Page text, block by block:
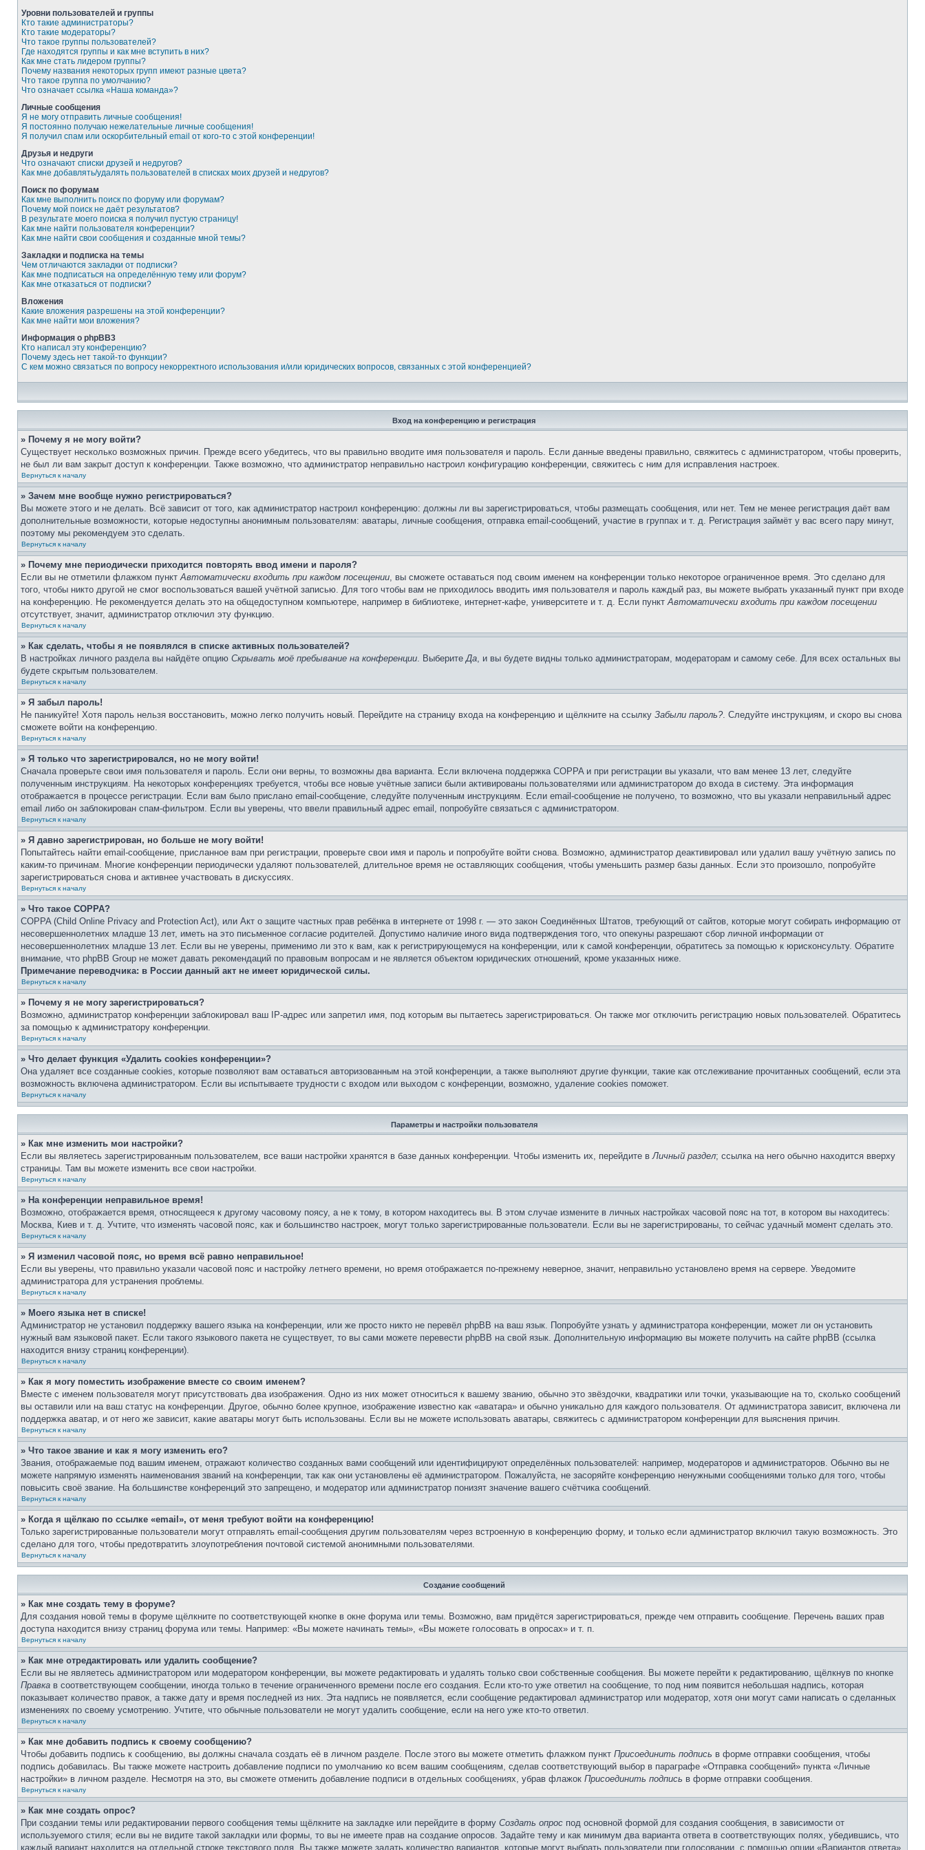
Уровни пользователей и группы
Кто такие администраторы?
Кто такие модераторы?
Что такое группы пользователей?
Где находятся группы и как мне вступить в них?
Как мне стать лидером группы?
Почему названия некоторых групп имеют разные цвета?
Что такое группа по умолчанию?
Что означает ссылка «Наша команда»?
Личные сообщения
Я не могу отправить личные сообщения!
Я постоянно получаю нежелательные личные сообщения!
Я получил спам или оскорбительный email от кого-то с этой конференции!
Друзья и недруги
Что означают списки друзей и недругов?
Как мне добавлять/удалять пользователей в списках моих друзей и недругов?
Поиск по форумам
Как мне выполнить поиск по форуму или форумам?
Почему мой поиск не даёт результатов?
В результате моего поиска я получил пустую страницу!
Как мне найти пользователя конференции?
Как мне найти свои сообщения и созданные мной темы?
Закладки и подписка на темы
Чем отличаются закладки от подписки?
Как мне подписаться на определённую тему или форум?
Как мне отказаться от подписки?
Вложения
Какие вложения разрешены на этой конференции?
Как мне найти мои вложения?
Информация о phpBB3
Кто написал эту конференцию?
Почему здесь нет такой-то функции?
С кем можно связаться по вопросу некорректного использования и/или юридических вопросов, связанных с этой конференцией?
Вход на конференцию и регистрация
» Почему я не могу войти?
Существует несколько возможных причин. Прежде всего убедитесь, что вы правильно вводите имя пользователя и пароль. Если данные введены правильно, свяжитесь с администратором, чтобы проверить,
не был ли вам закрыт доступ к конференции. Также возможно, что администратор неправильно настроил конфигурацию конференции, свяжитесь с ним для исправления настроек.
Вернуться к началу
» Зачем мне вообще нужно регистрироваться?
Вы можете этого и не делать. Всё зависит от того, как администратор настроил конференцию: должны ли вы зарегистрироваться, чтобы размещать сообщения, или нет. Тем не менее регистрация даёт вам
дополнительные возможности, которые недоступны анонимным пользователям: аватары, личные сообщения, отправка email-сообщений, участие в группах и т. д. Регистрация займёт у вас всего пару минут,
поэтому мы рекомендуем это сделать.
Вернуться к началу
» Почему мне периодически приходится повторять ввод имени и пароля?
Если вы не отметили флажком пунктАвтоматически входить при каждом посещении, вы сможете оставаться под своим именем на конференции только некоторое ограниченное время. Это сделано для
того, чтобы никто другой не смог воспользоваться вашей учётной записью. Для того чтобы вам не приходилось вводить имя пользователя и пароль каждый раз, вы можете выбрать указанный пункт при входе
на конференцию. Не рекомендуется делать это на общедоступном компьютере, например в библиотеке, интернет-кафе, университете и т. д. Если пунктАвтоматически входить при каждом посещении
отсутствует, значит, администратор отключил эту функцию.
Вернуться к началу
» Как сделать, чтобы я не появлялся в списке активных пользователей?
В настройках личного раздела вы найдёте опцию Скрывать моё пребывание на конференции. ВыберитеДа, и вы будете видны только администраторам, модераторам и самому себе. Для всех остальных вы
будете скрытым пользователем.
Вернуться к началу
» Я забыл пароль!
Не паникуйте! Хотя пароль нельзя восстановить, можно легко получить новый. Перейдите на страницу входа на конференцию и щёлкните на ссылку Забыли пароль?. Следуйте инструкциям, и скоро вы снова
сможете войти на конференцию.
Вернуться к началу
» Я только что зарегистрировался, но не могу войти!
Сначала проверьте свои имя пользователя и пароль. Если они верны, то возможны два варианта. Если включена поддержка COPPA и при регистрации вы указали, что вам менее 13 лет, следуйте
полученным инструкциям. На некоторых конференциях требуется, чтобы все новые учётные записи были активированы пользователями или администратором до входа в систему. Эта информация
отображается в процессе регистрации. Если вам было прислано email-сообщение, следуйте полученным инструкциям. Если email-сообщение не получено, то возможно, что вы указали неправильный адрес
email либо он заблокирован спам-фильтром. Если вы уверены, что ввели правильный адрес email, попробуйте связаться с администратором.
Вернуться к началу
» Я давно зарегистрирован, но больше не могу войти!
Попытайтесь найти email-сообщение, присланное вам при регистрации, проверьте свои имя и пароль и попробуйте войти снова. Возможно, администратор деактивировал или удалил вашу учётную запись по
каким-то причинам. Многие конференции периодически удаляют пользователей, длительное время не оставляющих сообщения, чтобы уменьшить размер базы данных. Если это произошло, попробуйте
зарегистрироваться снова и активнее участвовать в дискуссиях.
Вернуться к началу
» Что такое COPPA?
COPPA (Child Online Privacy and Protection Act), или Акт о защите частных прав ребёнка в интернете от 1998 г. — это закон Соединённых Штатов, требующий от сайтов, которые могут собирать информацию от
несовершеннолетних младше 13 лет, иметь на это письменное согласие родителей. Допустимо наличие иного вида подтверждения того, что опекуны разрешают сбор личной информации от
несовершеннолетних младше 13 лет. Если вы не уверены, применимо ли это к вам, как к регистрирующемуся на конференции, или к самой конференции, обратитесь за помощью к юрисконсульту. Обратите
внимание, что phpBB Group не может давать рекомендаций по правовым вопросам и не является объектом юридических отношений, кроме указанных ниже.
Примечание переводчика: в России данный акт не имеет юридической силы.
Вернуться к началу
» Почему я не могу зарегистрироваться?
Возможно, администратор конференции заблокировал ваш IP-адрес или запретил имя, под которым вы пытаетесь зарегистрироваться. Он также мог отключить регистрацию новых пользователей. Обратитесь
за помощью к администратору конференции.
Вернуться к началу
» Что делает функция «Удалить cookies конференции»?
Она удаляет все созданные cookies, которые позволяют вам оставаться авторизованным на этой конференции, а также выполняют другие функции, такие как отслеживание прочитанных сообщений, если эта
возможность включена администратором. Если вы испытываете трудности с входом или выходом с конференции, возможно, удаление cookies поможет.
Вернуться к началу
Параметры и настройки пользователя
» Как мне изменить мои настройки?
Если вы являетесь зарегистрированным пользователем, все ваши настройки хранятся в базе данных конференции. Чтобы изменить их, перейдите вЛичный раздел; ссылка на него обычно находится вверху
страницы. Там вы можете изменить все свои настройки.
Вернуться к началу
» На конференции неправильное время!
Возможно, отображается время, относящееся к другому часовому поясу, а не к тому, в котором находитесь вы. В этом случае измените в личных настройках часовой пояс на тот, в котором вы находитесь:
Москва, Киев и т. д. Учтите, что изменять часовой пояс, как и большинство настроек, могут только зарегистрированные пользователи. Если вы не зарегистрированы, то сейчас удачный момент сделать это.
Вернуться к началу
» Я изменил часовой пояс, но время всё равно неправильное!
Если вы уверены, что правильно указали часовой пояс и настройку летнего времени, но время отображается по-прежнему неверное, значит, неправильно установлено время на сервере. Уведомите
администратора для устранения проблемы.
Вернуться к началу
» Моего языка нет в списке!
Администратор не установил поддержку вашего языка на конференции, или же просто никто не перевёл phpBB на ваш язык. Попробуйте узнать у администратора конференции, может ли он установить
нужный вам языковой пакет. Если такого языкового пакета не существует, то вы сами можете перевести phpBB на свой язык. Дополнительную информацию вы можете получить на сайте phpBB (ссылка
находится внизу страниц конференции).
Вернуться к началу
» Как я могу поместить изображение вместе со своим именем?
Вместе с именем пользователя могут присутствовать два изображения. Одно из них может относиться к вашему званию, обычно это звёздочки, квадратики или точки, указывающие на то, сколько сообщений
вы оставили или на ваш статус на конференции. Другое, обычно более крупное, изображение известно как «аватара» и обычно уникально для каждого пользователя. От администратора зависит, включена ли
поддержка аватар, и от него же зависит, какие аватары могут быть использованы. Если вы не можете использовать аватары, свяжитесь с администратором конференции для выяснения причин.
Вернуться к началу
» Что такое звание и как я могу изменить его?
Звания, отображаемые под вашим именем, отражают количество созданных вами сообщений или идентифицируют определённых пользователей: например, модераторов и администраторов. Обычно вы не
можете напрямую изменять наименования званий на конференции, так как они установлены её администратором. Пожалуйста, не засоряйте конференцию ненужными сообщениями только для того, чтобы
повысить своё звание. На большинстве конференций это запрещено, и модератор или администратор понизят значение вашего счётчика сообщений.
Вернуться к началу
» Когда я щёлкаю по ссылке «email», от меня требуют войти на конференцию!
Только зарегистрированные пользователи могут отправлять email-сообщения другим пользователям через встроенную в конференцию форму, и только если администратор включил такую возможность. Это
сделано для того, чтобы предотвратить злоупотребления почтовой системой анонимными пользователями.
Вернуться к началу
Создание сообщений
» Как мне создать тему в форуме?
Для создания новой темы в форуме щёлкните по соответствующей кнопке в окне форума или темы. Возможно, вам придётся зарегистрироваться, прежде чем отправить сообщение. Перечень ваших прав
доступа находится внизу страниц форума или темы. Например: «Вы можете начинать темы», «Вы можете голосовать в опросах» и т. п.
Вернуться к началу
» Как мне отредактировать или удалить сообщение?
Если вы не являетесь администратором или модератором конференции, вы можете редактировать и удалять только свои собственные сообщения. Вы можете перейти к редактированию, щёлкнув по кнопке
Правка в соответствующем сообщении, иногда только в течение ограниченного времени после его создания. Если кто-то уже ответил на сообщение, то под ним появится небольшая надпись, которая
показывает количество правок, а также дату и время последней из них. Эта надпись не появляется, если сообщение редактировал администратор или модератор, хотя они могут сами написать о сделанных
изменениях по своему усмотрению. Учтите, что обычные пользователи не могут удалить сообщение, если на него уже кто-то ответил.
Вернуться к началу
» Как мне добавить подпись к своему сообщению?
Чтобы добавить подпись к сообщению, вы должны сначала создать её в личном разделе. После этого вы можете отметить флажком пункт Присоединить подпись в форме отправки сообщения, чтобы
подпись добавилась. Вы также можете настроить добавление подписи по умолчанию ко всем вашим сообщениям, сделав соответствующий выбор в параграфе «Отправка сообщений» пункта «Личные
настройки» в личном разделе. Несмотря на это, вы сможете отменить добавление подписи в отдельных сообщениях, убрав флажок Присоединить подпись в форме отправки сообщения.
Вернуться к началу
» Как мне создать опрос?
При создании темы или редактировании первого сообщения темы щёлкните на закладке или перейдите в форму Создать опрос под основной формой для создания сообщения, в зависимости от
используемого стиля; если вы не видите такой закладки или формы, то вы не имеете прав на создание опросов. Задайте тему и как минимум два варианта ответа в соответствующих полях, убедившись, что
каждый вариант находится на отдельной строке текстового поля. Вы также можете задать количество вариантов, которые могут выбрать пользователи при голосовании, с помощью опции «Вариантов ответа»,